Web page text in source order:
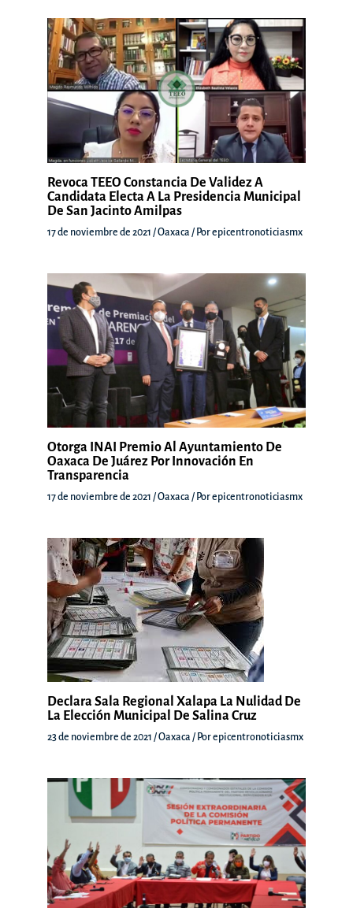
Revoca TEEO Constancia De Validez A
Candidata Electa A La Presidencia Municipal
De San Jacinto Amilpas
17 de noviembre de 2021 /Oaxaca / Porepicentronoticiasmx
Otorga INAI Premio Al Ayuntamiento De
Oaxaca De Juárez Por Innovación En
Transparencia
17 de noviembre de 2021 /Oaxaca / Porepicentronoticiasmx
Declara Sala Regional Xalapa La Nulidad De
La Elección Municipal De Salina Cruz
23 de noviembre de 2021 /Oaxaca / Porepicentronoticiasmx